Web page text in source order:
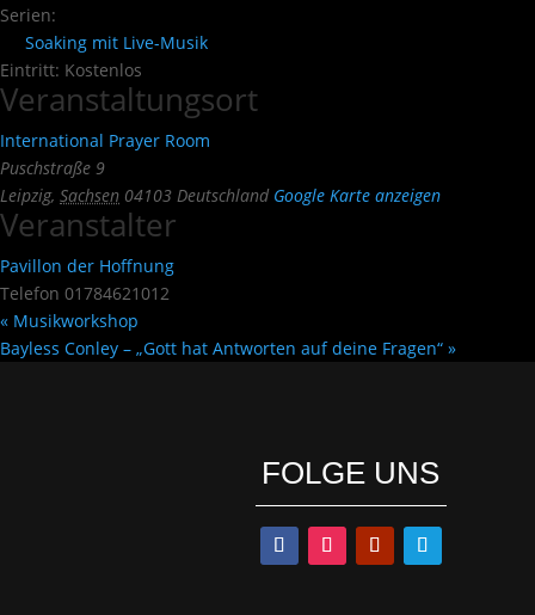
Serien:
Soaking mit Live-Musik
Eintritt: Kostenlos
Veranstaltungsort
International Prayer Room
Puschstraße 9
Leipzig, Sachsen 04103 Deutschland Google Karte anzeigen
Veranstalter
Pavillon der Hoffnung
Telefon 01784621012
« Musikworkshop
Bayless Conley – „Gott hat Antworten auf deine Fragen“ »
FOLGE UNS